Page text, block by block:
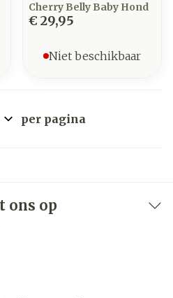
Cherry Belly Baby Hond
€ 29,95
Niet beschikbaar
per pagina
ons op